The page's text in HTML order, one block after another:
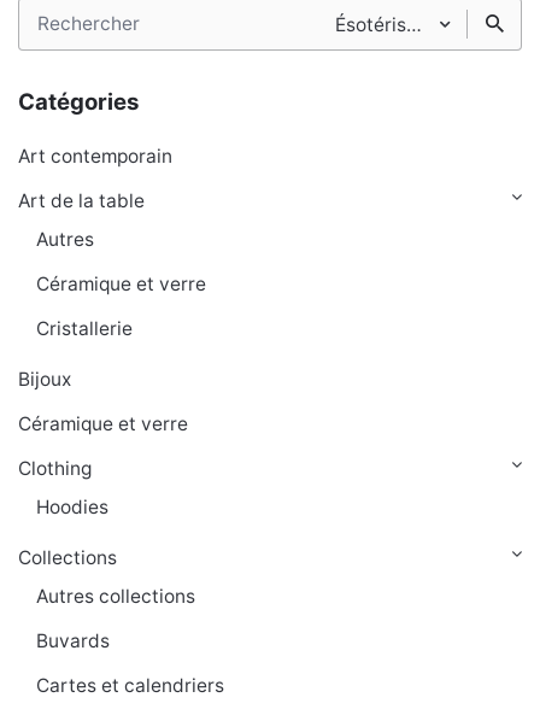
Search
for
Ésotérisme
Catégories
Art contemporain
Art de la table
Autres
Céramique et verre
Cristallerie
Bijoux
Céramique et verre
Clothing
Hoodies
Collections
Autres collections
Buvards
Cartes et calendriers